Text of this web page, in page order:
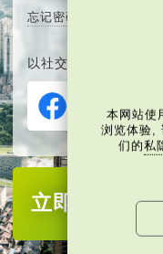
忘记密码
以社交媒体平台注册或
立即注册 成
本网站使
浏览体验,
们的私